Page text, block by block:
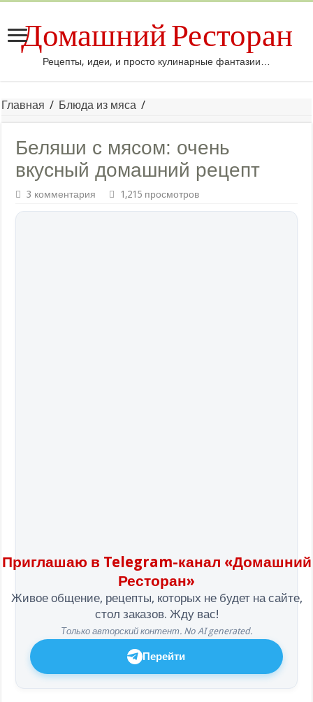
Домашний Ресторан
Рецепты, идеи, и просто кулинарные фантазии…
Главная / Блюда из мяса /
Беляши с мясом: очень
вкусный домашний рецепт
3 комментария 1,215 просмотров
Приглашаю в Telegram-канал «Домашний
Ресторан»
Живое общение, рецепты, которых не будет на сайте,
стол заказов. Жду вас!
Только авторский контент. No AI generated.
Перейти